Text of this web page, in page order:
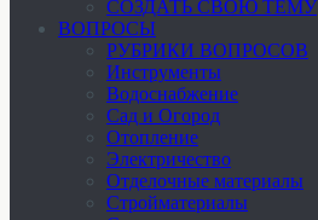
СОЗДАТЬ СВОЮ ТЕМУ
ВОПРОСЫ
РУБРИКИ ВОПРОСОВ
Инструменты
Водоснабжение
Сад и Огород
Отопление
Электричество
Отделочные материалы
Стройматериалы